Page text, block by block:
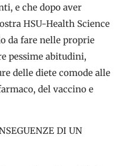
e che dopo aver
HSU-Health Science
da fare nelle proprie
pessime abitudini,
delle diete comode alle
del vaccino e
DI UN